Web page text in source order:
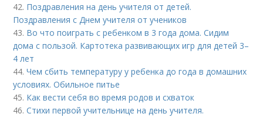
42. Поздравления на день учителя от детей.
Поздравления с Днем учителя от учеников
43. Во что поиграть с ребенком в 3 года дома. Сидим
дома с пользой. Картотека развивающих игр для детей 3–
4 лет
44.Чем сбить температуру у ребенка до года в домашних
условиях. Обильное питье
45. Как вести себя во время родов и схваток
46.Стихи первой учительнице на день учителя.